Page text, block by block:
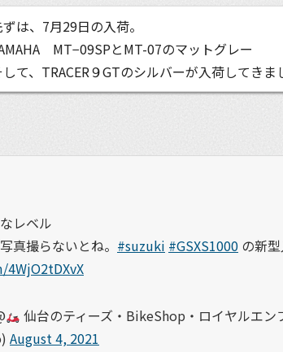
は、7月29日の入荷。
MT−09SPとMT-07のマットグレー
して、TRACER９GTのシルバーが入荷してきま
レベル
真撮らないとね。 #suzuki #GSXS1000 の新
仙台のティーズ・BikeShop・ロイヤルエン
August 4, 2021